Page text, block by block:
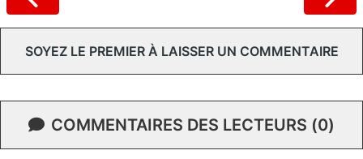
SOYEZ LE PREMIER À LAISSER UN COMMENTAIRE
COMMENTAIRES DES LECTEURS (0)